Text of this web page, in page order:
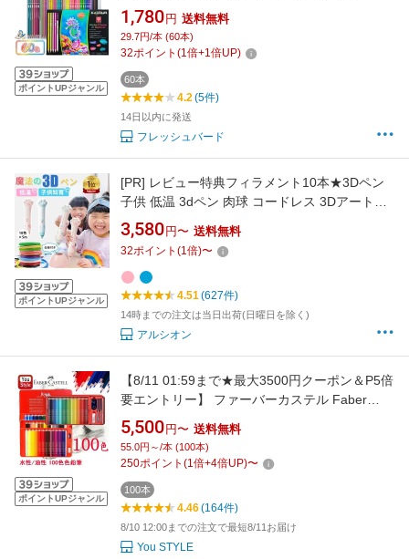
ポイントUPジャンル
Kalour プロ仕様 色えんぴつ イラスト アート 画
材 折れにくい 重ね塗り カラーペンシル 誕生日
プレゼント ギフト 入学祝い 大人の塗り絵 送料
1,780 円 送料無料
29.7円/本 (60本)
32ポイント (1倍+1倍UP)
60本
4.2(5件)
14日以内に発送
フレッシュバード
ポイントUPジャンル
[PR] レビュー特典フィラメント10本★3Dペン
子供 低温 3dペン 肉球 コードレス 3Dアートペ
ン 5m×10色 PCLフィラメント 3Dペンセット
3dペンDIY 手作り 立体絵画 想像力 創造力 USB
充電 子供おもちゃ 知育玩具 保育園 誕生日 クリ
スマス プレゼント
3,580 円〜 送料無料
32ポイント (1倍)〜
4.51(627件)
14時までの注文は当日出荷(日曜日を除く)
アルシオン
ポイントUPジャンル
【8/11 01:59まで★最大3500円クーポン＆P5倍
要エントリー】 ファーバーカステル Faber
Castell 油性 水性 色鉛筆 100色 油彩/水彩
Faber-Castell 油性色鉛筆 115700 100色 赤缶/
水性色鉛筆 514001 100色 赤缶 プレゼント 入
画
5,500 円〜 送料無料
55.0円～/本 (100本)
250ポイント (1倍+4倍UP)〜
100本
4.46(164件)
8/10 12:00までの注文で最短8/11お届け
You STYLE